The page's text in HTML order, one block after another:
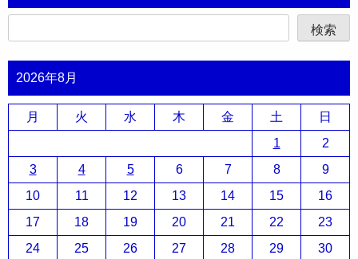
シ
ン
検索
2026年8月
月 火 水 木 金 土
日
1
2
3
4 5 6 7 8
9
10
11 12 13 14 15
16
17
18 19 20 21 22
23
24
25 26 27 28 29
30